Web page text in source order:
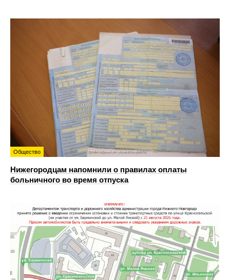
Общество
Нижегородцам напомнили о правилах оплаты
больничного во время отпуска